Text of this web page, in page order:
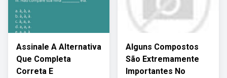
Assinale A Alternativa
Que Completa
Correta E
Alguns Compostos
São Extremamente
Importantes No